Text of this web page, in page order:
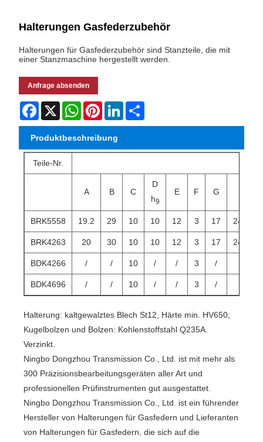
Halterungen Gasfederzubehör
Halterungen für Gasfederzubehör sind Stanzteile, die mit
einer Stanzmaschine hergestellt werden.
Anfrage absenden
Facebook
X WhatsAppPinterestLinkedIn
Produktbeschreibung
Teile-Nr.
A B C
D
h9
E F G
BRK5558 19.2 29 10 10 12 3 17 24.5
BRK4263 20 30 10 10 12 3 17 24.5
BDK4266 / / 10 / / 3 /
BDK4696 / / 10 / / 3 /
Halterung: kaltgewalztes Blech St12, Härte min. HV650;
Kugelbolzen und Bolzen: Kohlenstoffstahl Q235A.
Verzinkt.
Ningbo Dongzhou Transmission Co., Ltd. ist mit mehr als
300 Präzisionsbearbeitungsgeräten aller Art und
professionellen Prüfinstrumenten gut ausgestattet.
Ningbo Dongzhou Transmission Co., Ltd. ist ein führender
Hersteller von Halterungen für Gasfedern und Lieferanten
von Halterungen für Gasfedern, die sich auf die